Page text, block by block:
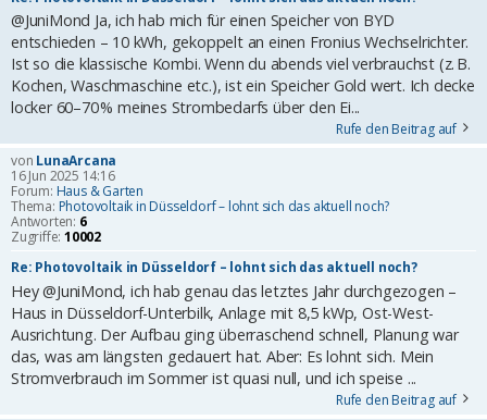
@JuniMond Ja, ich hab mich für einen Speicher von BYD
entschieden – 10 kWh, gekoppelt an einen Fronius Wechselrichter.
Ist so die klassische Kombi. Wenn du abends viel verbrauchst (z. B.
Kochen, Waschmaschine etc.), ist ein Speicher Gold wert. Ich decke
locker 60–70 % meines Strombedarfs über den Ei...
Rufe den Beitrag auf
von LunaArcana
16 Jun 2025 14:16
Forum: Haus & Garten
Thema: Photovoltaik in Düsseldorf – lohnt sich das aktuell noch?
Antworten: 6
Zugriffe: 10002
Re: Photovoltaik in Düsseldorf – lohnt sich das aktuell noch?
Hey @JuniMond, ich hab genau das letztes Jahr durchgezogen –
Haus in Düsseldorf-Unterbilk, Anlage mit 8,5 kWp, Ost-West-
Ausrichtung. Der Aufbau ging überraschend schnell, Planung war
das, was am längsten gedauert hat. Aber: Es lohnt sich. Mein
Stromverbrauch im Sommer ist quasi null, und ich speise ...
Rufe den Beitrag auf